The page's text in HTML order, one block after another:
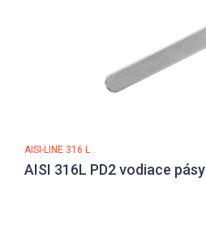
AISI-LINE 316 L
AISI 316L PD2 vodiace pásy